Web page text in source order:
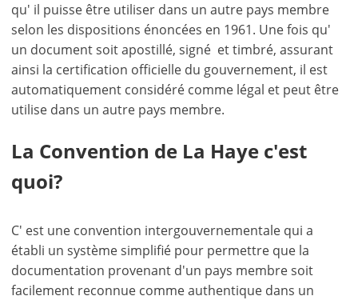
qu' il puisse être utiliser dans un autre pays membre
selon les dispositions énoncées en 1961. Une fois qu'
un document soit apostillé, signé et timbré, assurant
ainsi la certification officielle du gouvernement, il est
automatiquement considéré comme légal et peut être
utilise dans un autre pays membre.
La Convention de La Haye c'est
quoi?
C' est une convention intergouvernementale qui a
établi un système simplifié pour permettre que la
documentation provenant d'un pays membre soit
facilement reconnue comme authentique dans un